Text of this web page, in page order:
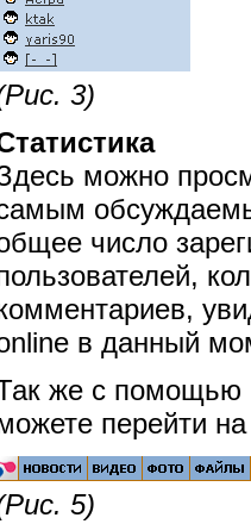
3)
можно
число
в данный
же с помощью
перейти
5)